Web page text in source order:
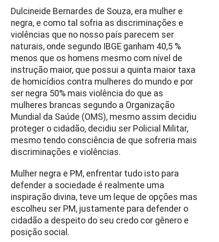
Dulcineide Bernardes de Souza, era mulher e
negra, e como tal sofria as discriminações e
violências que no nosso país parecem ser
naturais, onde segundo IBGE ganham 40,5 %
menos que os homens mesmo com nível de
instrução maior, que possui a quinta maior taxa
de homicídios contra mulheres do mundo e por
ser negra 50% mais violência do que as
mulheres brancas segundo a Organização
Mundial da Saúde (OMS), mesmo assim decidiu
proteger o cidadão, decidiu ser Policial Militar,
mesmo tendo consciência de que sofreria mais
discriminações e violências.
Mulher negra e PM, enfrentar tudo isto para
defender a sociedade é realmente uma
inspiração divina, teve um leque de opções mas
escolheu ser PM, justamente para defender o
cidadão a despeito do seu credo cor gênero e
posição social.